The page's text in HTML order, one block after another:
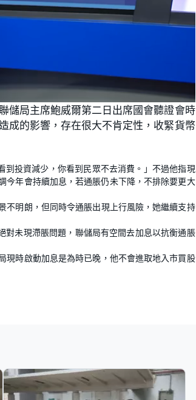
儲局主席鮑威爾第二日出席國會聽證會時
成的影響，存在很大不肯定性，收緊貨幣
投資減少，你看到民眾不去消費。」不過他指現
今年會持續加息，若通脹仍未下降，不排除要更大
不明朗，但同時令通脹出現上行風險，她繼續支持
未現滯脹問題，聯儲局有空間去加息以抗衡通脹
現時啟動加息是為時已晚，他不會進取地入市買股